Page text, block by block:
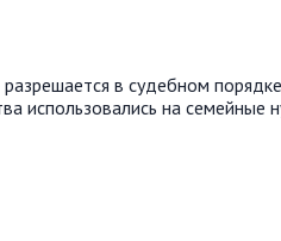
в судебном
использовались на семейные